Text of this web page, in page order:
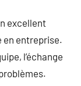
excellent
en entreprise.
l’échange